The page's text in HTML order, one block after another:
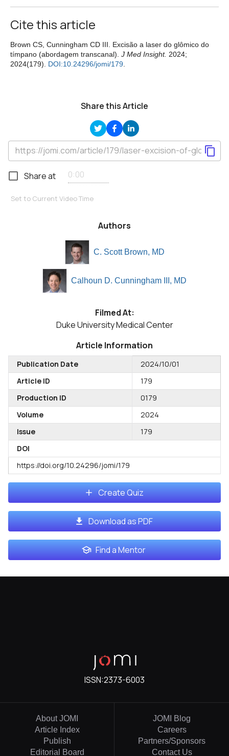
Cite this article
Brown CS, Cunningham CD III. Excisão a laser do glômico do
tímpano (abordagem transcanal). J Med Insight. 2024;
2024(179). DOI:10.24296/jomi/179
Share this Article
Share at
Set to Current Video Time
Authors
C. Scott Brown, MD
Calhoun D. Cunningham III, MD
Filmed At:
Duke University Medical Center
Article Information
Publication Date
2024/10/01
Article ID
179
Production ID
0179
Volume
2024
Issue
179
DOI
https://doi.org/10.24296/jomi/179
Create Quiz
Download as PDF
Find a Mentor
ISSN:2373-6003
About JOMI
Article Index
Publish
Editorial Board
JOMI Blog
Careers
Partners/Sponsors
Contact Us